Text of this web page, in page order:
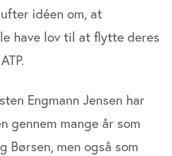
idéen om, at
have lov til at flytte deres
Engmann Jensen har
gennem mange år som
Børsen, men også som